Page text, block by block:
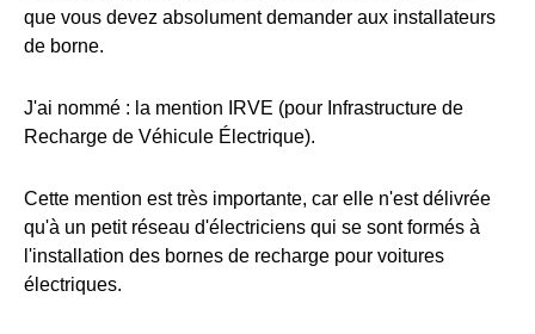
que vous devez absolument demander aux installateurs
de borne.
J'ai nommé : la mention IRVE (pour Infrastructure de
Recharge de Véhicule Électrique).
Cette mention est très importante, car elle n'est délivrée
qu'à un petit réseau d'électriciens qui se sont formés à
l'installation des bornes de recharge pour voitures
électriques.